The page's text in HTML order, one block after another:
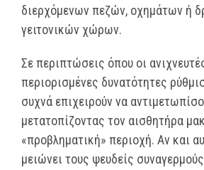
διερχόμενων πεζών, οχημάτων ή
γειτονικών χώρων.
Σε περιπτώσεις όπου οι
περιορισμένες δυνατότητες
συχνά επιχειρούν να
μετατοπίζοντας τον αισθητήρα
«προβληματική» περιοχή. Αν και
μειώνει τους ψευδείς